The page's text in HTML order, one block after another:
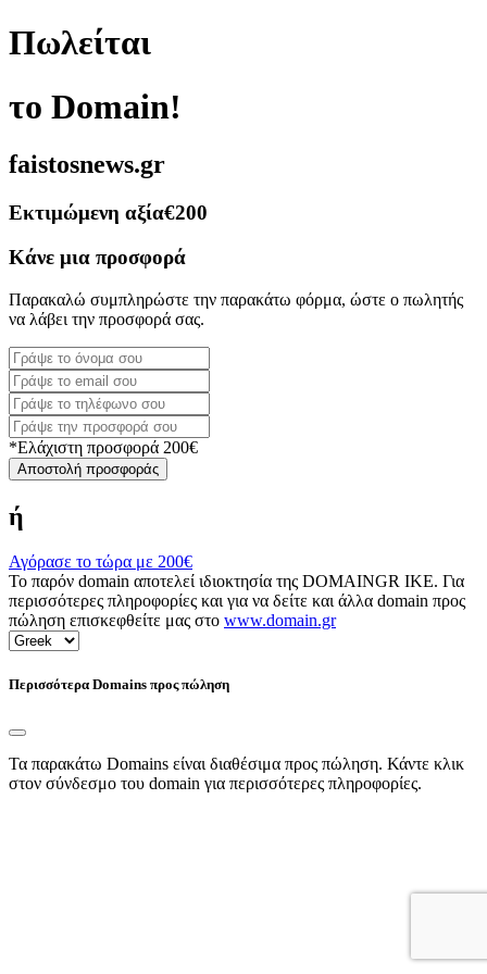
Πωλείται
το Domain!
faistosnews.gr
Εκτιμώμενη αξία€200
Κάνε μια προσφορά
Παρακαλώ συμπληρώστε την παρακάτω φόρμα, ώστε ο πωλητής
να λάβει την προσφορά σας.
*Ελάχιστη προσφορά 200€
Αποστολή προσφοράς
ή
Αγόρασε το τώρα με 200€
Το παρόν domain αποτελεί ιδιοκτησία της DOMAINGR ΙΚΕ. Για
περισσότερες πληροφορίες και για να δείτε και άλλα domain προς
πώληση επισκεφθείτε μας στο www.domain.gr
Περισσότερα Domains προς πώληση
Τα παρακάτω Domains είναι διαθέσιμα προς πώληση. Κάντε κλικ
στον σύνδεσμο του domain για περισσότερες πληροφορίες.